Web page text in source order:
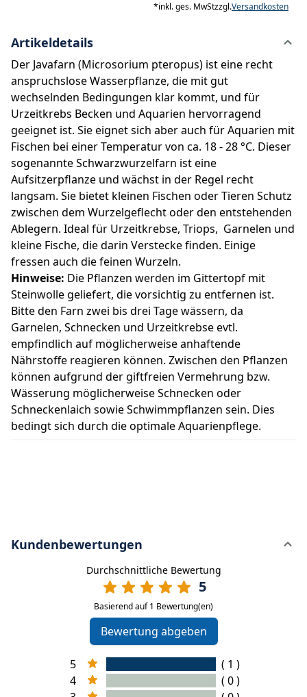
*inkl. ges. MwStzzgl.Versandkosten
Artikeldetails
Der Javafarn (Microsorium pteropus) ist eine recht
anspruchslose Wasserpflanze, die mit gut
wechselnden Bedingungen klar kommt, und für
Urzeitkrebs Becken und Aquarien hervorragend
geeignet ist. Sie eignet sich aber auch für Aquarien mit
Fischen bei einer Temperatur von ca. 18 - 28 °C. Dieser
sogenannte Schwarzwurzelfarn ist eine
Aufsitzerpflanze und wächst in der Regel recht
langsam. Sie bietet kleinen Fischen oder Tieren Schutz
zwischen dem Wurzelgeflecht oder den entstehenden
Ablegern. Ideal für Urzeitkrebse, Triops, Garnelen und
kleine Fische, die darin Verstecke finden. Einige
fressen auch die feinen Wurzeln.
Hinweise: Die Pflanzen werden im Gittertopf mit
Steinwolle geliefert, die vorsichtig zu entfernen ist.
Bitte den Farn zwei bis drei Tage wässern, da
Garnelen, Schnecken und Urzeitkrebse evtl.
empfindlich auf möglicherweise anhaftende
Nährstoffe reagieren können. Zwischen den Pflanzen
können aufgrund der giftfreien Vermehrung bzw.
Wässerung möglicherweise Schnecken oder
Schneckenlaich sowie Schwimmpflanzen sein. Dies
bedingt sich durch die optimale Aquarienpflege.
Kundenbewertungen
Durchschnittliche Bewertung
5
Basierend auf 1 Bewertung(en)
Bewertung abgeben
5
( 1 )
4
( 0 )